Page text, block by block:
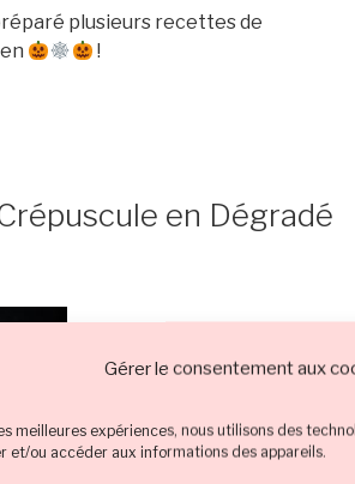
Gérer le consentement aux
meilleures expériences, nous utilisons des
et/ou accéder aux informations des appareils.
plusieurs recettes de
!
en Dégradé